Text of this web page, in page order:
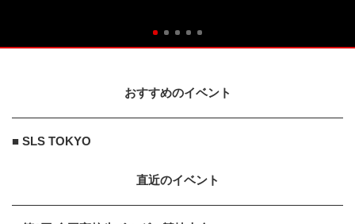
おすすめのイベント
■ SLS TOKYO
直近のイベント